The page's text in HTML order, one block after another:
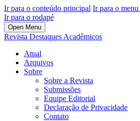
Ir para o conteúdo principal Ir para o
Ir para o rodapé
Open Menu
Revista Destaques Acadêmicos
Atual
Arquivos
Sobre
Sobre a Revista
Submissões
Equipe Editorial
Declaração de Privacidade
Contato